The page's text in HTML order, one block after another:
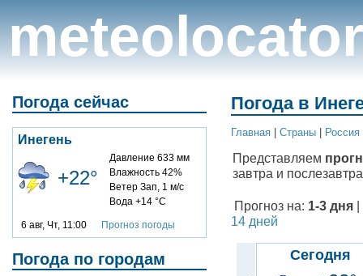
meteolocator
Погода сейчас
Инегень
+22°
Давление 633 мм
Влажность 42%
Ветер Зап, 1 м/с
Вода +14 °C
6 авг, Чт, 11:00 Прогноз погоды
Погода по городам
Погода в
Главная Cтраны Россия
Представляем
завтра и
Прогноз на: 1-3 дня
14 дней
Сегодня